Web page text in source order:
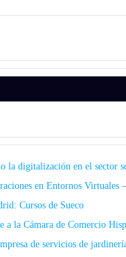
la digitalización en el sector
en Entornos Virtuales
Cursos de Sueco​
a la Cámara de Comercio
de servicios de